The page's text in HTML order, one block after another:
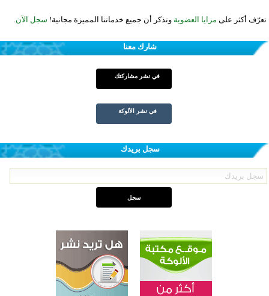
تعرّف أكثر على مزايا العضوية وتذكر أن جميع خدماتنا المميزة مجانية! سجل الآن.
شارك معنا
في نشر مشاركتك
في نشر الألوكة
سجل بريدك